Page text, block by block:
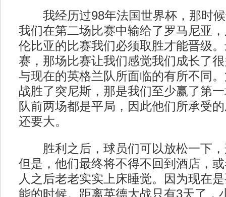
我经历过98年法国世界杯，那时候
我们在第二场比赛中输给了罗马尼亚
伦比亚的比赛我们必须取胜才能晋级
赛，那场比赛让我们感觉我们成长了
与现在的英格兰队所面临的有所不同
战胜了突尼斯，那是我们至少赢了第
队前两场都是平局，因此他们所承受
还要大。
胜利之后，球员们可以放松一下，
但是，他们最终将不得不回到酒店，
人之后老老实实上床睡觉。因为现在
能的时候。距离英德大战只有3天了，